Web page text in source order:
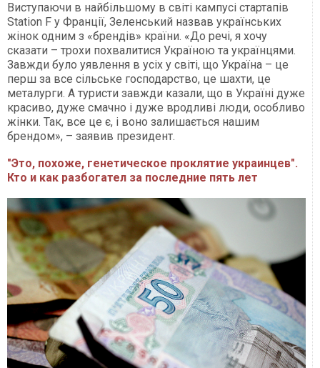
Виступаючи в найбільшому в світі кампусі стартапів
Station F у Франції, Зеленський назвав українських
жінок одним з «брендів» країни. «До речі, я хочу
сказати – трохи похвалитися Україною та українцями.
Завжди було уявлення в усіх у світі, що Україна – це
перш за все сільське господарство, це шахти, це
металурги. А туристи завжди казали, що в Україні дуже
красиво, дуже смачно і дуже вродливі люди, особливо
жінки. Так, все це є, і воно залишається нашим
брендом», – заявив президент.
"Это, похоже, генетическое проклятие украинцев".
Кто и как разбогател за последние пять лет